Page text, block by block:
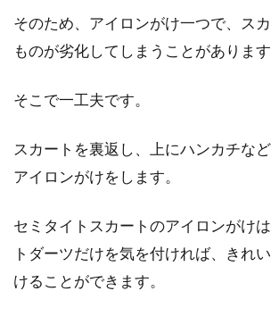
シンプルなスカートに
ジを変えてみたいと思っ
誰でも簡単！スカ
そのため、アイロンがけ一つで、ス
ものが劣化してしまうことがあります
そこで一工夫です。
スカートを裏返し、上にハンカチな
アイロンがけをします。
セミタイトスカートのアイロンがけ
トダーツだけを気を付ければ、きれ
けることができます。